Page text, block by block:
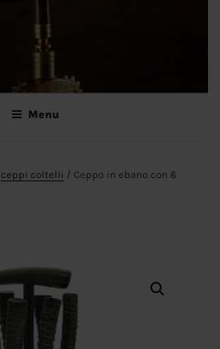
Menu
ceppi coltelli / Ceppo in ebano con 6